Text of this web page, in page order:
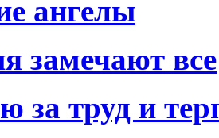
ангелы
замечают все
за труд и